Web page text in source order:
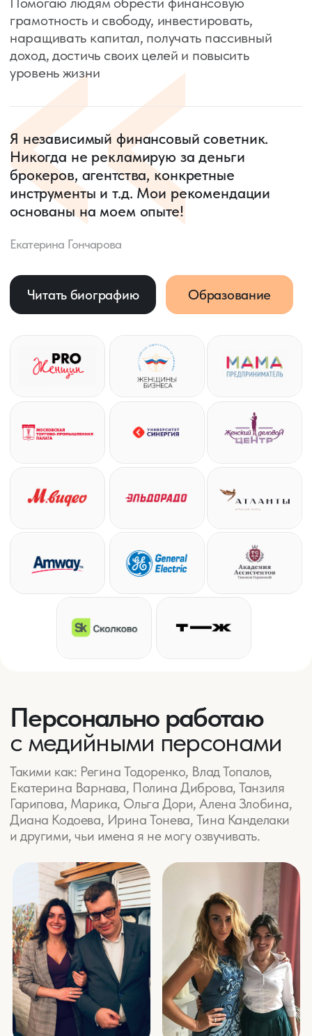
Точка Б
Одну квартиру сдали: 35 тыс./мес.
5,5 млн со вклада разложили на
132 тыс./мес. пассивного дохода
1,5 млн со вклада вложили в крипту
под ~40%. + 600 тыс. руб.
Вторая квартира не приносит
прибыль, поэтому принято решение о
продаже
Итого: пассивный доход семьи
стал 167 000руб./мес. + доход 600
тыс. руб. за год
Итог: 265 000 руб. в месяц
пассивного дохода
Машиноместо сдали за 15 тыс./мес.
Сбережения и сумму от продажи
одного машиноместа вложили в
бизнес, пассивный доход составляет
140 тыс./мес.
Мечтает переехать на Бали
Есть небольшие сбережения
2 машиноместа в собственности
Есть небольшие долги
Есть квартира, полученная в
наследство
Точка А
Точка Б
Получена квартира в наследство
стоимостью 8,5 млн руб.
Сдает квартиру за 25 тыс./мес.
Доля в квартире 10% принадлежит
родственникам
Задача — приумножить деньги
Продали квартиру за 8,5 млн,
выплачтили налог 1,1 млн, отдали
родственникам 10%, осталось 6,65
млн руб.
1,6 млн вложили в бизнес под 30%,
+480 тыс. пассивного дохода за год
2 млн вложили в бизнес под 23%,
+460 тыс. пассивного дохода за год
2 млн положили на вклад под 16%,
+320 тыс. дохода за год
1 млн вложили в крипту под ~40%,
доходность 400 тыс.
Итог: вместо 300 тыс. за год от сдачи
квартиры получаем 1,26 млн в год
пассивно + доход 400 тыс. руб.
Девушка, 30 лет,